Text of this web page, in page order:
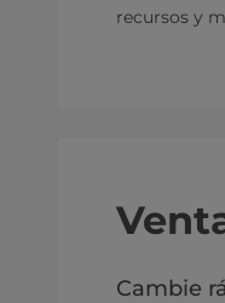
recursos y
Cambie